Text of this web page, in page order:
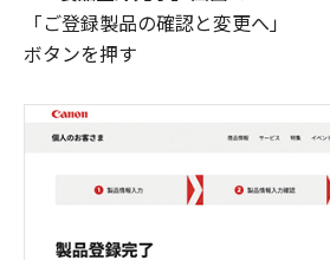
「ご登録製品の確認と変更へ」
ボタンを押す